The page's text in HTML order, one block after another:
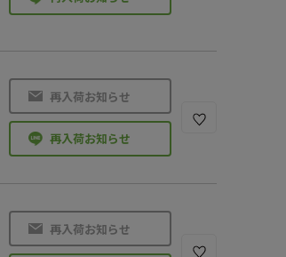
再入荷お知らせ
再入荷お知らせ
再入荷お知らせ